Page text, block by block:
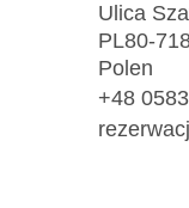
Ulica
PL80-
Polen
+48